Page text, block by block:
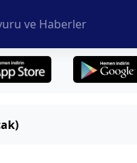
ve Haberler